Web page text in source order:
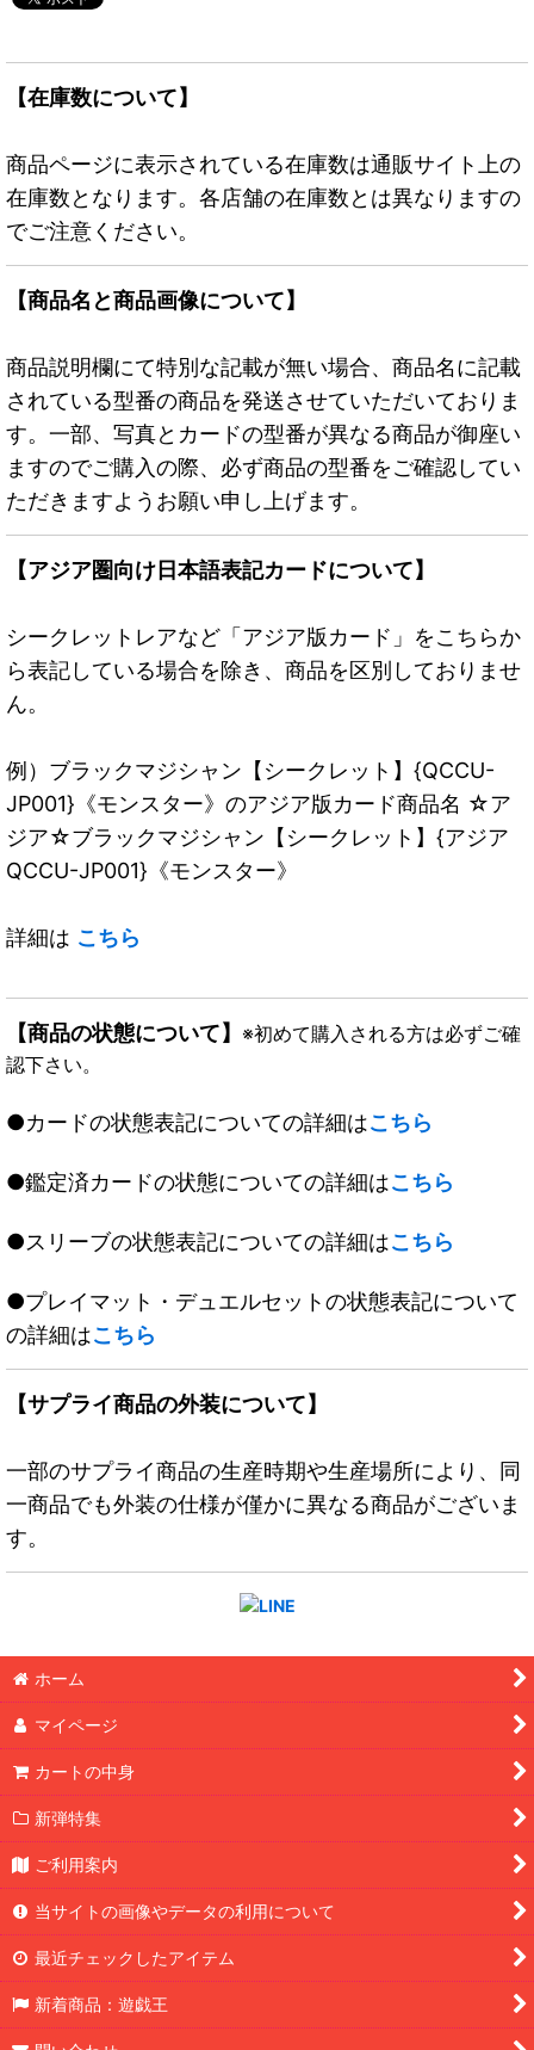
【在庫数について】
商品ページに表示されている在庫数は通販サイト上の
在庫数となります。各店舗の在庫数とは異なりますの
でご注意ください。
【商品名と商品画像について】
商品説明欄にて特別な記載が無い場合、商品名に記載
されている型番の商品を発送させていただいておりま
す。一部、写真とカードの型番が異なる商品が御座い
ますのでご購入の際、必ず商品の型番をご確認してい
ただきますようお願い申し上げます。
【アジア圏向け日本語表記カードについて】
シークレットレアなど「アジア版カード」をこちらか
ら表記している場合を除き、商品を区別しておりませ
ん。
例）ブラックマジシャン【シークレット】{QCCU-
JP001}《モンスター》のアジア版カード商品名 ☆ア
ジア☆ブラックマジシャン【シークレット】{アジア
QCCU-JP001}《モンスター》
詳細は こちら
【商品の状態について】 ※初めて購入される方は必ずご確
認下さい。
●カードの状態表記についての詳細はこちら
●鑑定済カードの状態についての詳細はこちら
●スリーブの状態表記についての詳細はこちら
●プレイマット・デュエルセットの状態表記について
の詳細はこちら
【サプライ商品の外装について】
一部のサプライ商品の生産時期や生産場所により、同
一商品でも外装の仕様が僅かに異なる商品がございま
す。
ホーム
マイページ
カートの中身
新弾特集
ご利用案内
当サイトの画像やデータの利用について
最近チェックしたアイテム
新着商品：遊戯王